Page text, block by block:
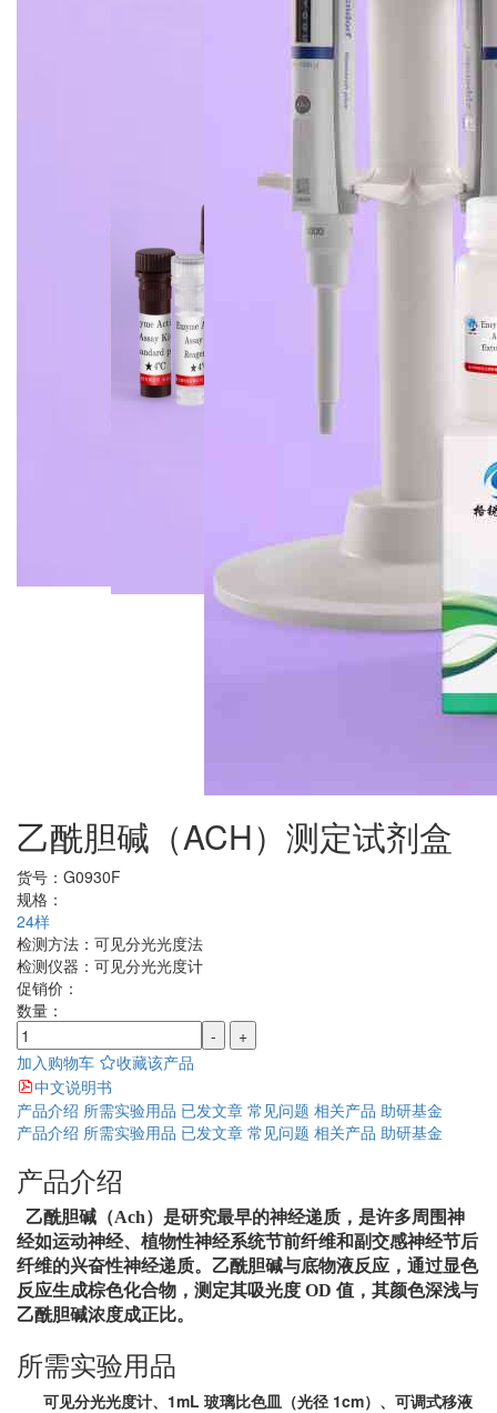
乙酰胆碱（ACH）测定试剂盒
货号： G0930F
规格：
24样
检测方法： 可见分光光度法
检测仪器： 可见分光光度计
促销价：
数量：
-
+
加入购物车
收藏该产品
中文说明书
产品介绍 所需实验用品 已发文章 常见问题 相关产品 助研基金
产品介绍 所需实验用品 已发文章 常见问题 相关产品 助研基金
产品介绍
乙酰胆碱（Ach）是研究最早的神经递质，是许多周围神
经如运动神经、植物性神经系统节前纤维和副交感神经节后
纤维的兴奋性神经递质。乙酰胆碱与底物液反应，通过显色
反应生成棕色化合物，测定其吸光度 OD 值，其颜色深浅与
乙酰胆碱浓度成正比。
所需实验用品
可见分光光度计、1mL 玻璃比色皿（光径 1cm）、可调式移液